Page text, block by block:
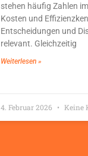
stehen häufig Zahlen
Kosten und
Entscheidungen und
relevant. Gleichzeitig
Weiterlesen »
4. Februar 2026 Keine